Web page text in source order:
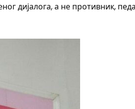
дијалога, а не противник,